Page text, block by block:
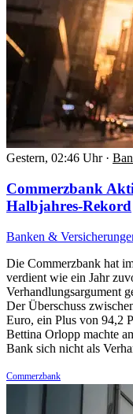
Gestern, 02:46 Uhr ·
Commerzbank
Halbjahres-Rekord
Banken &
Die Commerzbank hat
verdient wie ein Jahr
Verhandlungsargument
Der Überschuss
Euro, ein Plus von 94,2
Bettina Orlopp machte
Bank sich nicht als
Commerzbank